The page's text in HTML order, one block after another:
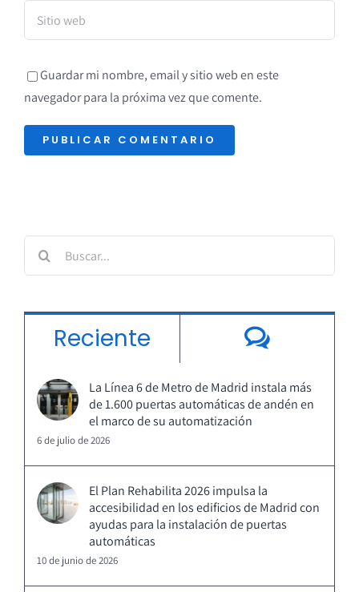
Guardar mi nombre, email y sitio web en este
navegador para la próxima vez que comente.
Buscar:
Reciente
La Línea 6 de Metro de Madrid instala más
de 1.600 puertas automáticas de andén en
el marco de su automatización
6 de julio de 2026
El Plan Rehabilita 2026 impulsa la
accesibilidad en los edificios de Madrid con
ayudas para la instalación de puertas
automáticas
10 de junio de 2026